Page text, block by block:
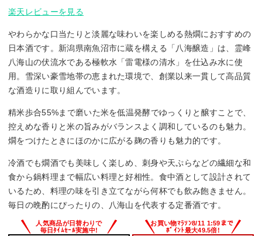
楽天レビューを見る
やわらかな口当たりと淡麗な味わいを楽しめる熱燗におすすめの
日本酒です。新潟県南魚沼市に蔵を構える「八海醸造」は、霊峰
八海山の伏流水である極軟水「雷電様の清水」を仕込み水に使
用。雪深い豪雪地帯の恵まれた環境で、創業以来一貫して高品質
な酒造りに取り組んでいます。
精米歩合55%まで磨いた米を低温発酵でゆっくりと醸すことで、
控えめな香りと米の旨みがバランスよく調和しているのも魅力。
燗をつけたときにほのかに広がる麹の香りも魅力的です。
冷酒でも燗酒でも美味しく楽しめ、刺身や天ぷらなどの繊細な和
食から鍋料理まで幅広い料理と好相性。食中酒として設計されて
いるため、料理の味を引き立てながら何杯でも飲み飽きません。
毎日の晩酌にぴったりの、八海山を代表する定番酒です。